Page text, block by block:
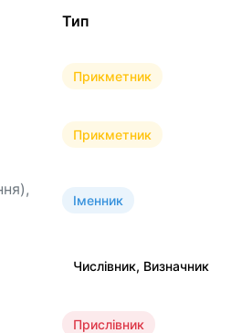
Тип
Прикметник
Прикметник
Іменник
Числівник, Визначник
Прислівник